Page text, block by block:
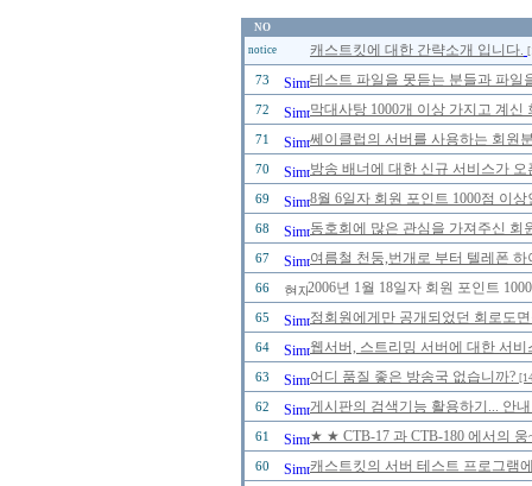
NO
notice
캐스트킷에 대한 간략소개 입니다.
73 테스트 파일을 못듣는 분들과 파
72 막대사탕 1000개 이상 가지고 계
71 쎄이클럽의 서버를 사용하는 회원
70 방송 배너에 대한 신규 서비스가
69 8월 6일자 회원 포인트 1000점 이
68 동호회에 많은 관심을 가져주신
67 여름철 천둥,번개로 부터 텔레폰
66 2006년 1월 18일자 회원 포인트
65 정회원에게만 공개되었던 회로도
64 웹서버, 스트리밍 서버에 대한 서
63 어디 품질 좋은 방송국 없습니까?
62 게시판의 검색기능 활용하기... 안
61 ★ ★ CTB-17 과 CTB-180 에서의
60 캐스트킷의 서버 테스트 프로그램